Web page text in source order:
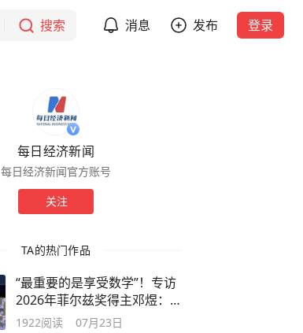
搜索 消息 发布 登录
每日经济新闻
每日经济新闻官方账号
关注
TA的热门作品
“最重要的是享受数学”！专访
2026年菲尔兹奖得主邓煜：
中国数学家“出圈”，是厚积薄
1922阅读 07月23日